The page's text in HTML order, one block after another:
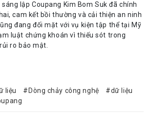
lập Coupang Kim Bom Suk đã chính
cam kết bồi thường và cải thiện an ninh
đang đối mặt với vụ kiện tập thể tại Mỹ
luật chứng khoán vì thiếu sót trong
ro bảo mật.
liệu Dòng chảy công nghệ
dữ liệu